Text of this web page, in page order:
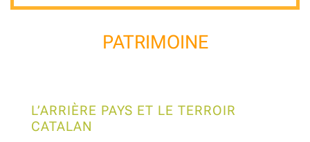
PATRIMOINE
L’ARRIÈRE PAYS ET LE TERROIR
CATALAN